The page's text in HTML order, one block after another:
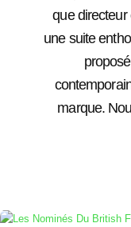
que
une suite
marque.